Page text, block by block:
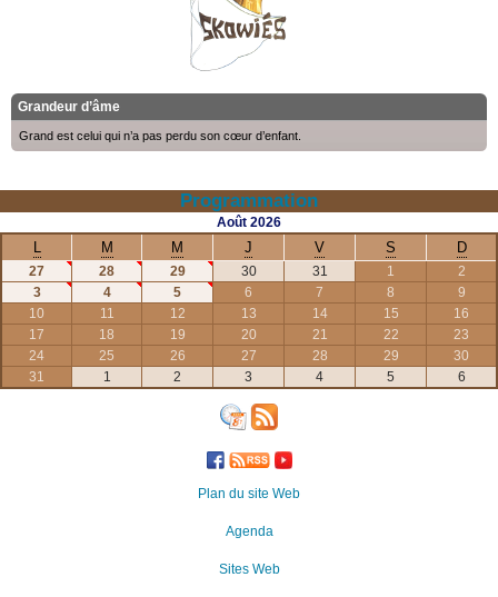
Grandeur d’âme
Grand est celui qui n’a pas perdu son cœur d’enfant.
Programmation
Août 2026
L M M J V S D
27 28 29 30 31 1
2
3
4 5 6 7 8
9
10
11 12 13 14 15
16
17
18 19 20 21 22
23
24
25 26 27 28 29
30
31
1 2 3 4 5 6
Plan du site Web
Agenda
Sites Web